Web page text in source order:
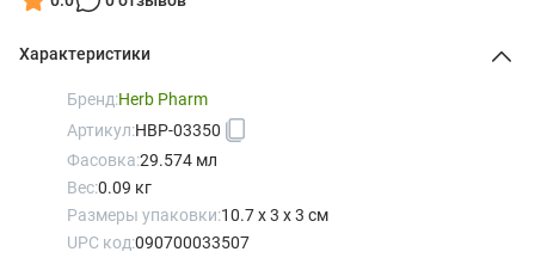
Характеристики
Бренд:Herb Pharm
Артикул:HBP-03350
Фасовка:29.574 мл
Вес:0.09 кг
Размеры упаковки:10.7 x 3 x 3 см
UPC код:090700033507